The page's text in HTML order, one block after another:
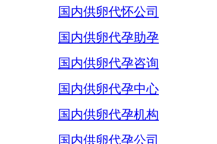
国内供卵代怀公司
国内供卵代孕助孕
国内供卵代孕咨询
国内供卵代孕中心
国内供卵代孕机构
国内供卵代孕公司